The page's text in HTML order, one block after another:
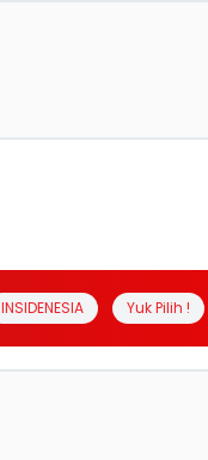
INSIDENESIA Yuk Pilih !